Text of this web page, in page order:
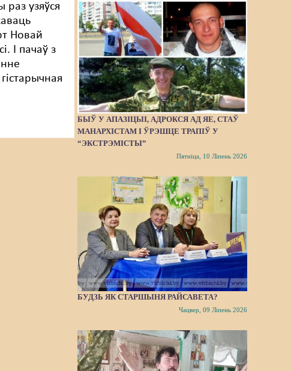
раз узяўся
Новай
І пачаў з
БЫЎ У АПАЗІЦЫІ, АДРОКСЯ АД ЯЕ, СТАЎ
МАНАРХІСТАМ І ЎРЭШЦЕ ТРАПІЎ У
“ЭКСТРЭМІСТЫ”
Пятніца, 10 Ліпень 2026
БУДЗЬ ЯК СТАРШЫНЯ РАЙСАВЕТА?
Чацвер, 09 Ліпень 2026